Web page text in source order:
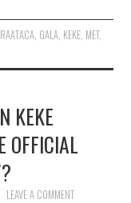
, GALA, KEKE, MET,
KEKE
OFFICIAL
LEAVE A COMMENT